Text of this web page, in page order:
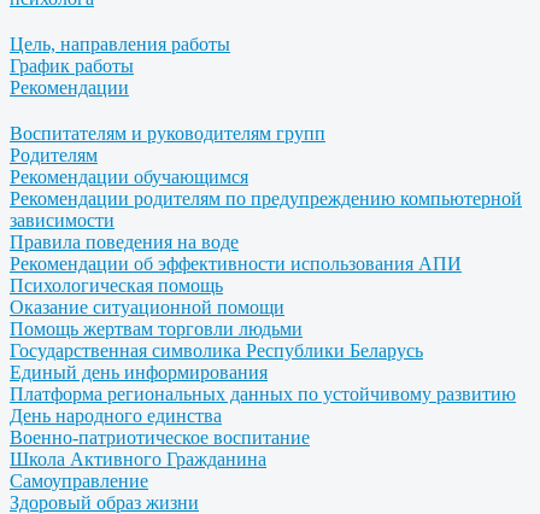
Цель, направления работы
График работы
Рекомендации
Воспитателям и руководителям групп
Родителям
Рекомендации обучающимся
Рекомендации родителям по предупреждению компьютерной
зависимости
Правила поведения на воде
Рекомендации об эффективности использования АПИ
Психологическая помощь
Оказание ситуационной помощи
Помощь жертвам торговли людьми
Государственная символика Республики Беларусь
Единый день информирования
Платформа региональных данных по устойчивому развитию
День народного единства
Военно-патриотическое воспитание
Школа Активного Гражданина
Самоуправление
Здоровый образ жизни